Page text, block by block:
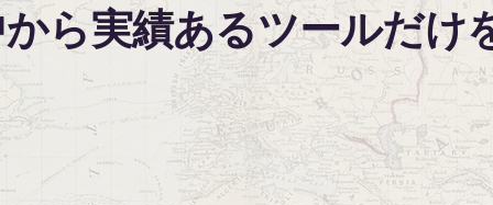
ら実績あるツールだけ